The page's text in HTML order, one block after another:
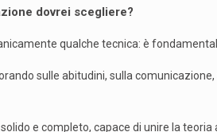
dovrei scegliere?
qualche tecnica: è
sulle abitudini, sulla
e completo, capace di unire la